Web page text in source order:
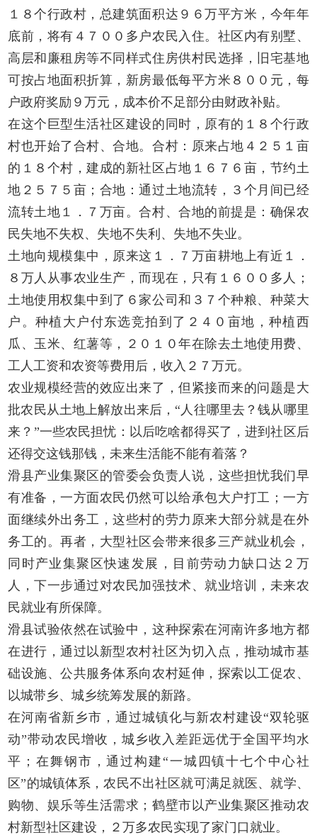
１８个行政村，总建筑面积达９６万平方米，今年年
底前，将有４７００多户农民入住。社区内有别墅、
高层和廉租房等不同样式住房供村民选择，旧宅基地
可按占地面积折算，新房最低每平方米８００元，每
户政府奖励９万元，成本价不足部分由财政补贴。
在这个巨型生活社区建设的同时，原有的１８个行政
村也开始了合村、合地。合村：原来占地４２５１亩
的１８个村，建成的新社区占地１６７６亩，节约土
地２５７５亩；合地：通过土地流转，３个月间已经
流转土地１．７万亩。合村、合地的前提是：确保农
民失地不失权、失地不失利、失地不失业。
土地向规模集中，原来这１．７万亩耕地上有近１．
８万人从事农业生产，而现在，只有１６００多人；
土地使用权集中到了６家公司和３７个种粮、种菜大
户。种植大户付东选竞拍到了２４０亩地，种植西
瓜、玉米、红薯等，２０１０年在除去土地使用费、
工人工资和农资等费用后，收入２７万元。
农业规模经营的效应出来了，但紧接而来的问题是大
批农民从土地上解放出来后，“人往哪里去？钱从哪里
来？”一些农民担忧：以后吃啥都得买了，进到社区后
还得交这钱那钱，未来生活能不能有着落？
滑县产业集聚区的管委会负责人说，这些担忧我们早
有准备，一方面农民仍然可以给承包大户打工；一方
面继续外出务工，这些村的劳力原来大部分就是在外
务工的。再者，大型社区会带来很多三产就业机会，
同时产业集聚区快速发展，目前劳动力缺口达２万
人，下一步通过对农民加强技术、就业培训，未来农
民就业有所保障。
滑县试验依然在试验中，这种探索在河南许多地方都
在进行，通过以新型农村社区为切入点，推动城市基
础设施、公共服务体系向农村延伸，探索以工促农、
以城带乡、城乡统筹发展的新路。
在河南省新乡市，通过城镇化与新农村建设“双轮驱
动”带动农民增收，城乡收入差距远优于全国平均水
平；在舞钢市，通过构建“一城四镇十七个中心社
区”的城镇体系，农民不出社区就可满足就医、就学、
购物、娱乐等生活需求；鹤壁市以产业集聚区推动农
村新型社区建设，２万多农民实现了家门口就业。